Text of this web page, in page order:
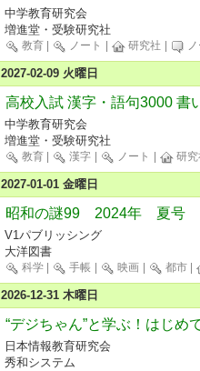
中学教育研究会
増進堂・受験研究社
教育 ノート 研究社
2027-02-09 火曜日
高校入試 漢字・語句3000 書
中学教育研究会
増進堂・受験研究社
教育 漢字 ノート 研究
2027-01-01 金曜日
昭和の謎99 2024年 夏号
V1パブリッシング
大洋図書
科学 手帳 映画 都市
2026-12-31 木曜日
“デジちゃん”と学ぶ！はじめ
日本情報教育研究会
秀和システム